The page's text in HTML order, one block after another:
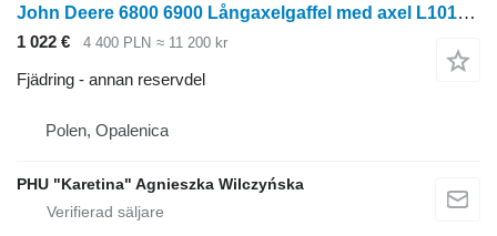
John Deere 6800 6900 Långaxelgaffel med axel L101811 till John Deere
1 022 € 4 400 PLN ≈ 11 200 kr
Fjädring - annan reservdel
Polen, Opalenica
PHU "Karetina" Agnieszka Wilczyńska